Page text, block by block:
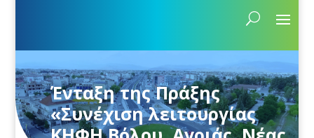
Ένταξη της Πράξης
«Συνέχιση λειτουργίας